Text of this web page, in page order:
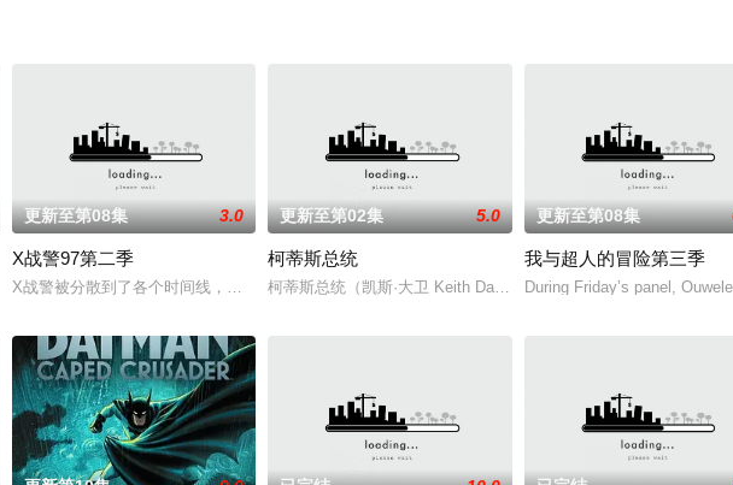
更新至第08集 3.0
X战警97第二季
X战警被分散到了各个时间线，从过去，到未来，而他们将在最脆弱的时间点遭遇袭击——如今，1990年
更新至第02集 5.0
柯蒂斯总统
柯蒂斯总统（凯斯·大卫 Keith David 配音）及其古怪的幕僚团队
更新至第08集
我与超人的冒险第三季
During Friday’s panel,